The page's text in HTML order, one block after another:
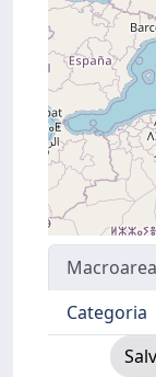
Macroarea
Categoria